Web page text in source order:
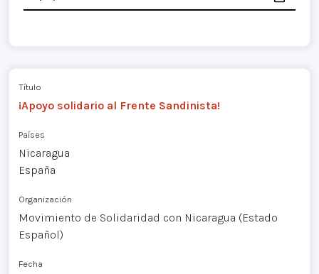
Título
¡Apoyo solidario al Frente Sandinista!
Países
Nicaragua
España
Organización
Movimiento de Solidaridad con Nicaragua (Estado
Español)
Fecha